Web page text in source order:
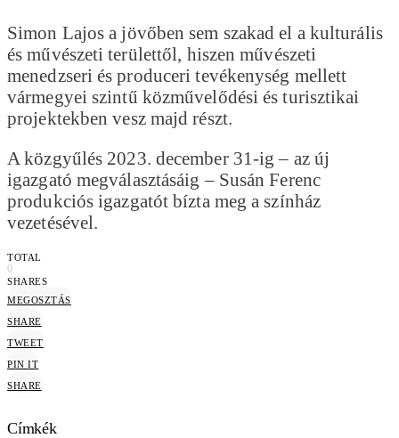
Simon Lajos a jövőben sem szakad el a kulturális
és művészeti területtől, hiszen művészeti
menedzseri és produceri tevékenység mellett
vármegyei szintű közművelődési és turisztikai
projektekben vesz majd részt.
A közgyűlés 2023. december 31-ig – az új
igazgató megválasztásáig – Susán Ferenc
produkciós igazgatót bízta meg a színház
vezetésével.
TOTAL
0
SHARES
MEGOSZTÁS
SHARE
TWEET
PIN IT
SHARE
Címkék